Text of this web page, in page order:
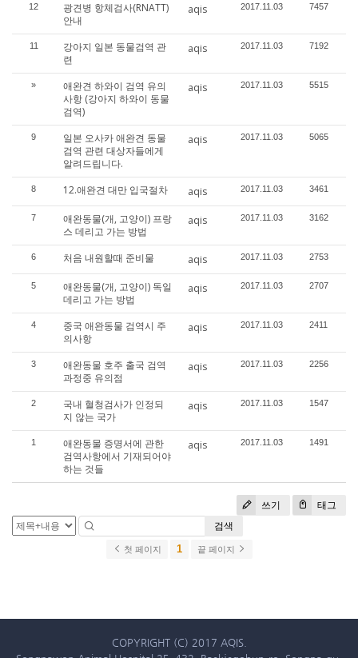
12
광견병 항체검사(RNATT)
안내
aqis 2017.11.03 7457
11
강아지 일본 동물검역 관
련
aqis 2017.11.03 7192
»
애완견 하와이 검역 유의
사항 (강아지 하와이 동물
검역)
aqis 2017.11.03 5515
9
일본 오사카 애완견 동물
검역 관련 대상자들에게
알려드립니다.
aqis 2017.11.03 5065
8 12.애완견 대만 입국절차 aqis 2017.11.03 3461
7
애완동물(개, 고양이) 프랑
스 데리고 가는 방법
aqis 2017.11.03 3162
6 처음 내원할때 준비물 aqis 2017.11.03 2753
5
애완동물(개, 고양이) 독일
데리고 가는 방법
aqis 2017.11.03 2707
4
중국 애완동물 검역시 주
의사항
aqis 2017.11.03 2411
3
애완동물 호주 출국 검역
과정중 유의점
aqis 2017.11.03 2256
2
국내 혈청검사가 인정되
지 않는 국가
aqis 2017.11.03 1547
1
애완동물 증명서에 관한
검역사항에서 기재되어야
하는 것들
aqis 2017.11.03 1491
쓰기
태그
검색
첫 페이지 1 끝 페이지
COPYRIGHT (C) 2017 AQIS.